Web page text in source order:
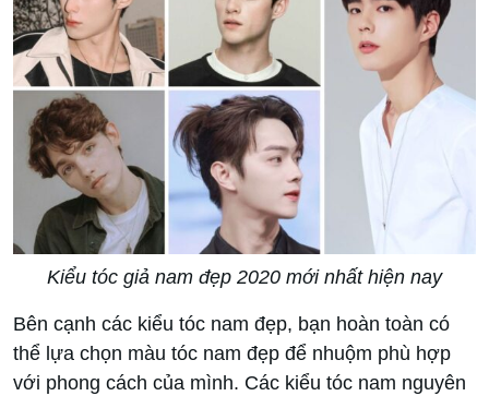
Kiểu tóc giả nam đẹp 2020 mới nhất hiện nay
Bên cạnh các kiểu tóc nam đẹp, bạn hoàn toàn có
thể lựa chọn màu tóc nam đẹp để nhuộm phù hợp
với phong cách của mình. Các kiểu tóc nam nguyên